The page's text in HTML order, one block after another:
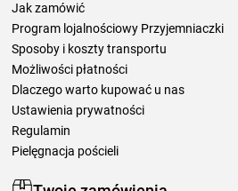
Jak zamówić
Program lojalnościowy Przyjemniaczki
Sposoby i koszty transportu
Możliwości płatności
Dlaczego warto kupować u nas
Ustawienia prywatności
Regulamin
Pielęgnacja pościeli